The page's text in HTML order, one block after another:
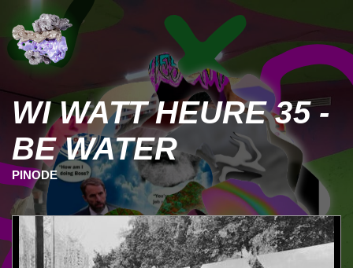
WI WATT HEURE 35 -
BE WATER
PINODE